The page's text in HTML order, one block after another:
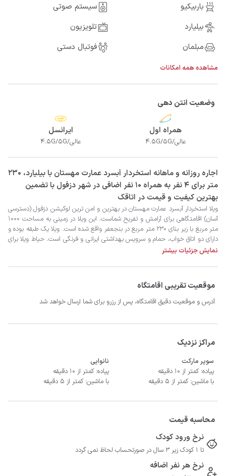
باربیکیو
سیستم صوتی
بیلیارد
تلویزیون
مبلمان
فوتبال دستی
مشاهده همه امکانات
وضعیت انتن دهی
همراه اول
عالی/4.5G/5G
ایرانسل
عالی/4.5G/5G
‫‫اجاره روزانه و ماهانه استخردار آبسرد عمارت مهستان با بیلیارد، 230
متر برای 4 نفر به همراه 10 نفر اضافی در شهر دزفول با تضمین
بهترین کیفیت و قیمت در اتاقک
نمایش جزئیات بیشتر
موقعیت تقریبی اقامتگاه
آدرس و موقعیت دقیق اقامتگاه، پس از رزرو برای شما ارسال خواهد شد
مراکز نزدیک
سوپر مارکت
پیاده: کمتر از 10 دقیقه
با ماشین: کمتر از 5 دقیقه
نانوایی
پیاده: کمتر از 10 دقیقه
با ماشین: کمتر از 5 دقیقه
محاسبه قیمت
نرخ ورود کودک
تا 1 کودک زیر 3 سال در صورتحساب لحاظ نمی گردد
نرخ هر نفر اضافه